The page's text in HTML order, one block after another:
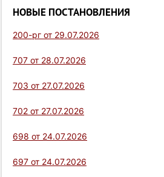
НОВЫЕ ПОСТАНОВЛЕНИЯ
200-рг от 29.07.2026
707 от 28.07.2026
703 от 27.07.2026
702 от 27.07.2026
698 от 24.07.2026
697 от 24.07.2026